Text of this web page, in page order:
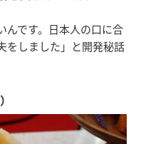
んです。日本人の口に合
をしました」と開発秘話